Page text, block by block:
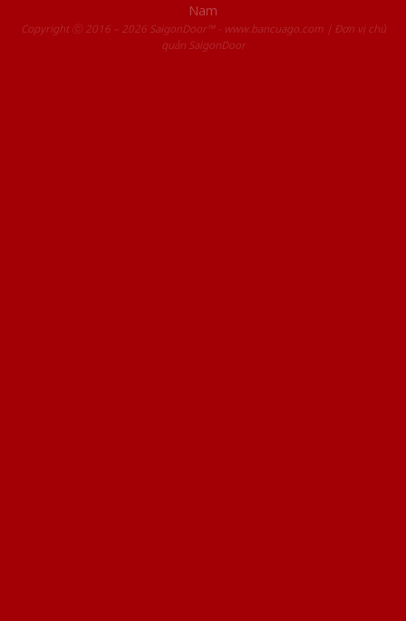
Nam
Copyright ⓒ 2016 – 2026 SaigonDoor™ - www.bancuago.com | Đơn vị chủ
quản SaigonDoor